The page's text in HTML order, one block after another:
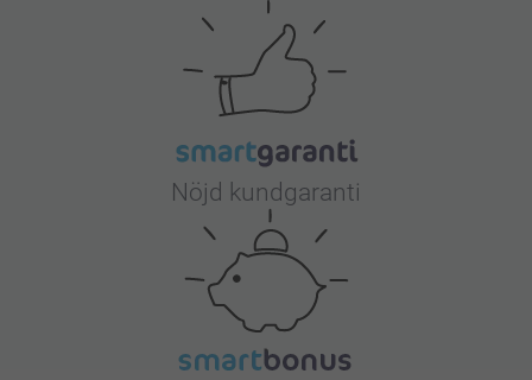
Nöjd kundgaranti